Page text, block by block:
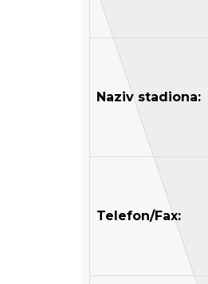
Naziv stadiona:
Telefon/Fax: